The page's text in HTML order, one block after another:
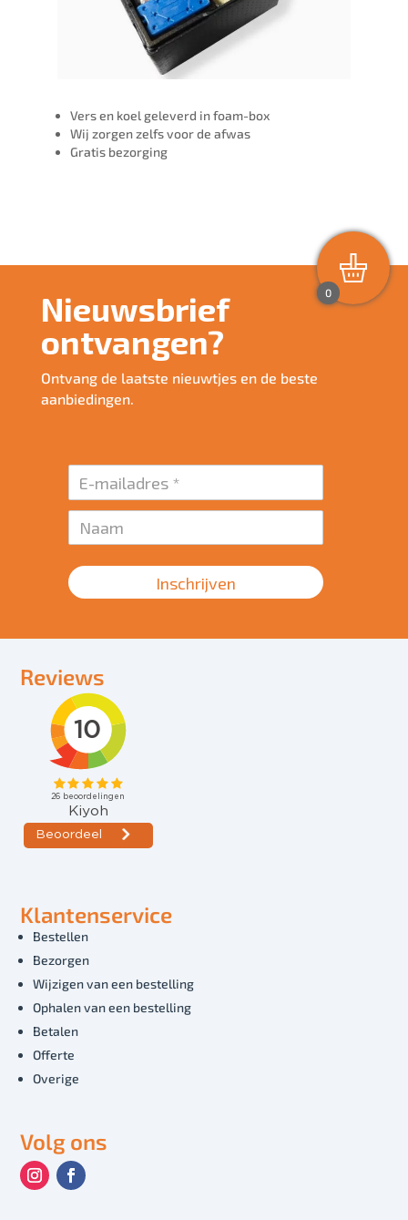
Vers en koel geleverd in foam-box
Wij zorgen zelfs voor de afwas
Gratis bezorging
Nieuwsbrief
ontvangen?
Ontvang de laatste nieuwtjes en de beste
aanbiedingen.
Inschrijven
Reviews
Klantenservice
Bestellen
Bezorgen
Wijzigen van een bestelling
Ophalen van een bestelling
Betalen
Offerte
Overige
Volg ons
0